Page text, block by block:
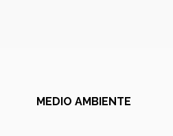
MEDIO AMBIENTE